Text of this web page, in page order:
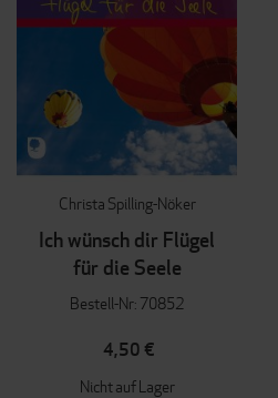
Christa Spilling-Nöker
Ich wünsch dir Flügel
für die Seele
Bestell-Nr: 70852
4,50 €
Nicht auf Lager